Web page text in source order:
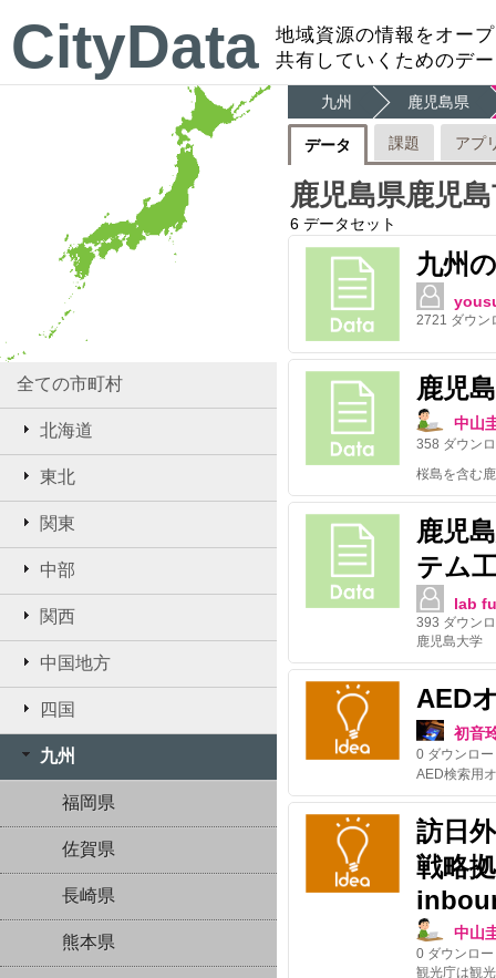
CityData
地域資源の情報をオー
共有していくためのデ
全ての市町村
北海道
東北
関東
中部
関西
中国地方
四国
九州
福岡県
佐賀県
長崎県
熊本県
九州 鹿児島県
データ 課題 アプ
鹿児島県鹿児
6 データセット
九州
2721 ダウン
鹿児
中山
358 ダウン
桜島を含む
鹿児
テム
lab
393 ダウン
鹿児島大学
AED
初音
0 ダウンロ
訪日
戦略
中山
0 ダウンロ